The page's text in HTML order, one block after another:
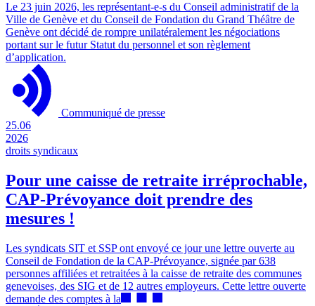
Le 23 juin 2026, les représentant-e-s du Conseil administratif de la
Ville de Genève et du Conseil de Fondation du Grand Théâtre de
Genève ont décidé de rompre unilatéralement les négociations
portant sur le futur Statut du personnel et son règlement
d’application.
Communiqué de presse
25.06
2026
droits syndicaux
Pour une caisse de retraite irréprochable,
CAP-Prévoyance doit prendre des
mesures !
Les syndicats SIT et SSP ont envoyé ce jour une lettre ouverte au
Conseil de Fondation de la CAP-Prévoyance, signée par 638
personnes affiliées et retraitées à la caisse de retraite des communes
genevoises, des SIG et de 12 autres employeurs. Cette lettre ouverte
demande des comptes à la